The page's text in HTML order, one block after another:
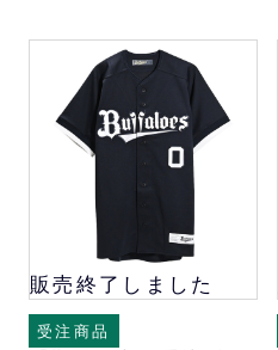
販売終了しました
受注商品